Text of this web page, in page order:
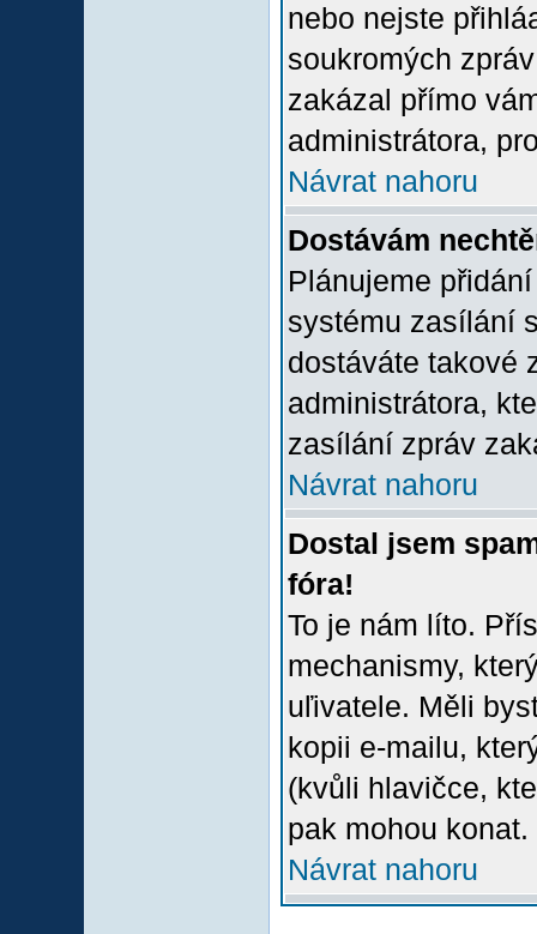
nebo nejste
soukromých
zakázal přímo
administrátora,
Návrat nahoru
Dostávám
Plánujeme
systému zasílání
dostáváte takové
administrátora,
zasílání zpráv
Návrat nahoru
Dostal jsem
fóra!
To je nám líto.
mechanismy,
uľivatele. Měli
kopii e-mailu,
(kvůli hlavičce,
pak mohou konat.
Návrat nahoru